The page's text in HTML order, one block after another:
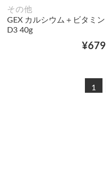
その他
GEX カルシウム＋ビタミン
D3 40g
¥679
1